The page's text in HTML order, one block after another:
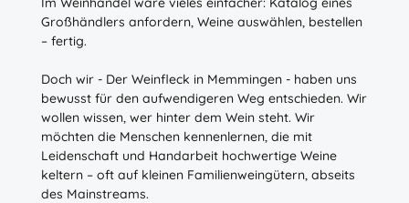
Großhändlers anfordern, Weine auswählen, bestellen
– fertig.
Doch wir - Der Weinfleck in Memmingen - haben uns
bewusst für den aufwendigeren Weg entschieden. Wir
wollen wissen, wer hinter dem Wein steht. Wir
möchten die Menschen kennenlernen, die mit
Leidenschaft und Handarbeit hochwertige Weine
keltern – oft auf kleinen Familienweingütern, abseits
des Mainstreams.